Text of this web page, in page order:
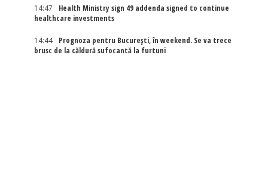
14:47
Health Ministry sign 49 addenda signed to continue
healthcare investments
14:44
Prognoza pentru București, în weekend. Se va trece
brusc de la căldură sufocantă la furtuni